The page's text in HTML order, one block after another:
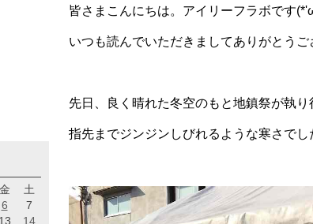
皆さまこんにちは。アイリーフラボです
いつも読んでいただきましてありがとうご
先日、良く晴れた冬空のもと地鎮祭が執り
指先までジンジンしびれるような寒さで
金
土
6
7
13
14